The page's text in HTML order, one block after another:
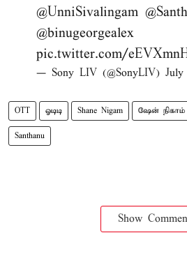
@UnniSivalingam
@binugeorgealex
pic.twitter.com/
— Sony LIV (@SonyLIV) July
OTT ஓடிடி Shane Nigam ஷேன் நிகாம்
Santhanu
Show